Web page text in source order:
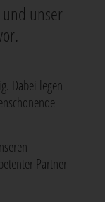
unser
Dabei legen
Partner